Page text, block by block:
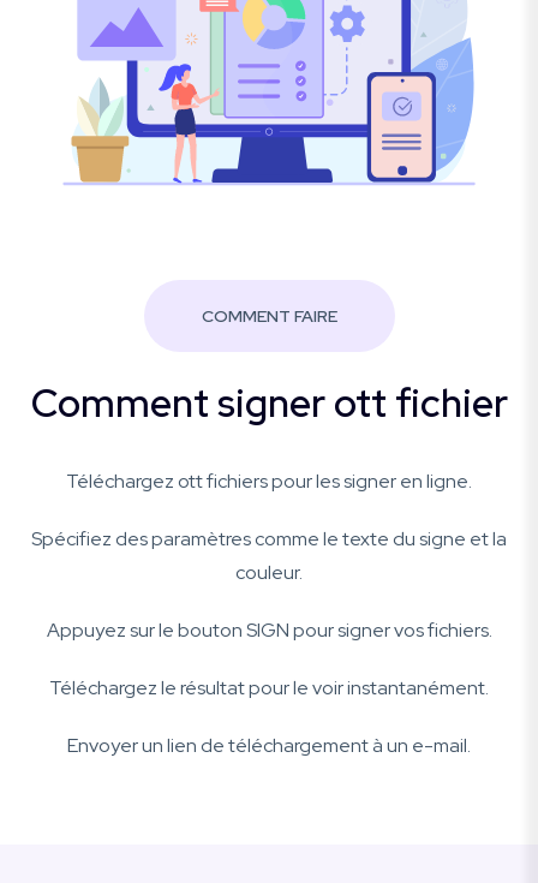
COMMENT FAIRE
Comment signer ott fichier
Téléchargez ott fichiers pour les signer en ligne.
Spécifiez des paramètres comme le texte du signe et la
couleur.
Appuyez sur le bouton SIGN pour signer vos fichiers.
Téléchargez le résultat pour le voir instantanément.
Envoyer un lien de téléchargement à un e-mail.